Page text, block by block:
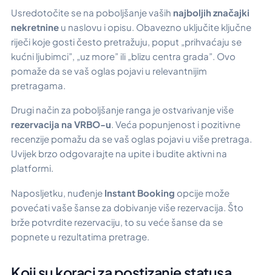
Usredotočite se na poboljšanje vaših najboljih značajki
nekretnine u naslovu i opisu. Obavezno uključite ključne
riječi koje gosti često pretražuju, poput „prihvaćaju se
kućni ljubimci”, „uz more” ili „blizu centra grada”. Ovo
pomaže da se vaš oglas pojavi u relevantnijim
pretragama.
Drugi način za poboljšanje ranga je ostvarivanje više
rezervacija na VRBO-u. Veća popunjenost i pozitivne
recenzije pomažu da se vaš oglas pojavi u više pretraga.
Uvijek brzo odgovarajte na upite i budite aktivni na
platformi.
Naposljetku, nuđenje Instant Booking opcije može
povećati vaše šanse za dobivanje više rezervacija. Što
brže potvrdite rezervaciju, to su veće šanse da se
popnete u rezultatima pretrage.